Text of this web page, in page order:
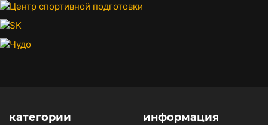
категории информация